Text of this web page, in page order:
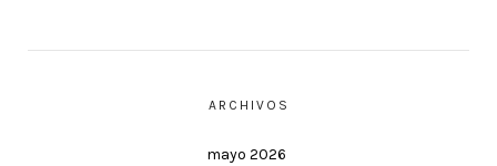
ARCHIVOS
mayo 2026